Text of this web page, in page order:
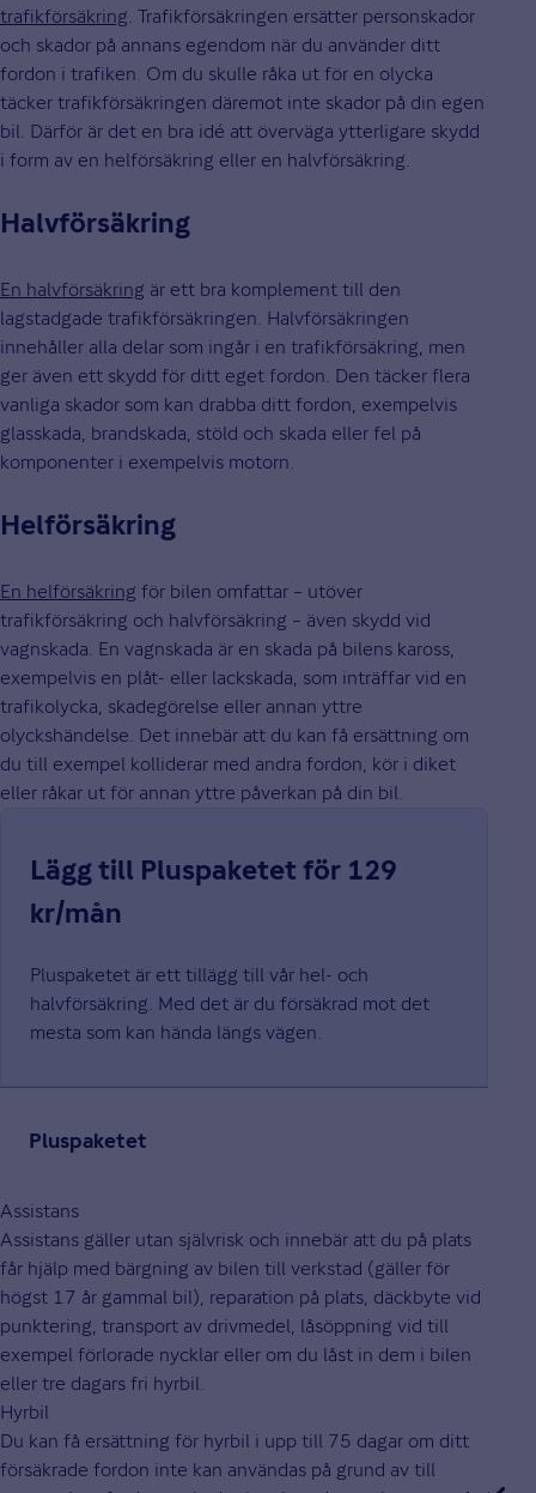
trafikförsäkring . Trafikförsäkringen ersätter personskador
och skador på annans egendom när du använder ditt
fordon i trafiken. Om du skulle råka ut för en olycka
täcker trafikförsäkringen däremot inte skador på din egen
bil. Därför är det en bra idé att överväga ytterligare skydd
i form av en helförsäkring eller en halvförsäkring.
Halvförsäkring
En halvförsäkring är ett bra komplement till den
lagstadgade trafikförsäkringen. Halvförsäkringen
innehåller alla delar som ingår i en trafikförsäkring, men
ger även ett skydd för ditt eget fordon. Den täcker flera
vanliga skador som kan drabba ditt fordon, exempelvis
glasskada, brandskada, stöld och skada eller fel på
komponenter i exempelvis motorn.
Helförsäkring
En helförsäkring för bilen omfattar – utöver
trafikförsäkring och halvförsäkring – även skydd vid
vagnskada. En vagnskada är en skada på bilens kaross,
exempelvis en plåt- eller lackskada, som inträffar vid en
trafikolycka, skadegörelse eller annan yttre
olyckshändelse. Det innebär att du kan få ersättning om
du till exempel kolliderar med andra fordon, kör i diket
eller råkar ut för annan yttre påverkan på din bil.
Lägg till Pluspaketet för 129
kr/mån
Pluspaketet är ett tillägg till vår hel- och
halvförsäkring. Med det är du försäkrad mot det
mesta som kan hända längs vägen.
Pluspaketet
Assistans
Assistans gäller utan självrisk och innebär att du på plats
får hjälp med bärgning av bilen till verkstad (gäller för
högst 17 år gammal bil), reparation på plats, däckbyte vid
punktering, transport av drivmedel, låsöppning vid till
exempel förlorade nycklar eller om du låst in dem i bilen
eller tre dagars fri hyrbil.
Hyrbil
Du kan få ersättning för hyrbil i upp till 75 dagar om ditt
försäkrade fordon inte kan användas på grund av till